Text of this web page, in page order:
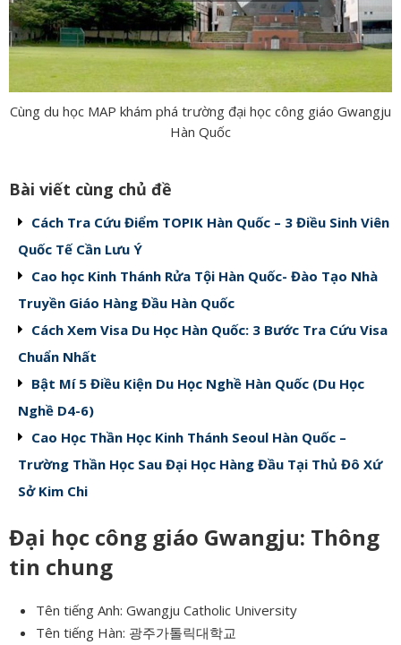
Cùng du học MAP khám phá trường đại học công giáo Gwangju
Hàn Quốc
Bài viết cùng chủ đề
Cách Tra Cứu Điểm TOPIK Hàn Quốc – 3 Điều Sinh Viên
Quốc Tế Cần Lưu Ý
Cao học Kinh Thánh Rửa Tội Hàn Quốc- Đào Tạo Nhà
Truyền Giáo Hàng Đầu Hàn Quốc
Cách Xem Visa Du Học Hàn Quốc: 3 Bước Tra Cứu Visa
Chuẩn Nhất
Bật Mí 5 Điều Kiện Du Học Nghề Hàn Quốc (Du Học
Nghề D4-6)
Cao Học Thần Học Kinh Thánh Seoul Hàn Quốc –
Trường Thần Học Sau Đại Học Hàng Đầu Tại Thủ Đô Xứ
Sở Kim Chi
Đại học công giáo Gwangju: Thông
tin chung
Tên tiếng Anh: Gwangju Catholic University
Tên tiếng Hàn: 광주가톨릭대학교